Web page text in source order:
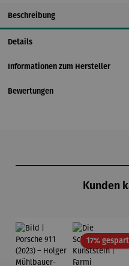
Beschreibung
Details
Informationen zum Hersteller
Bewertungen
Kunden
17% gespart